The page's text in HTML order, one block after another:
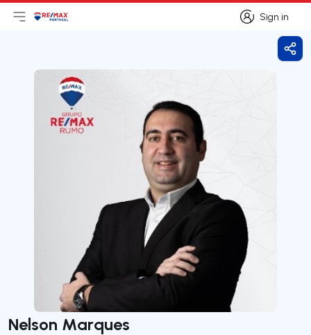
Sign in
Sign in
Open main menu
LogoGo to homepage
Nelson Marques